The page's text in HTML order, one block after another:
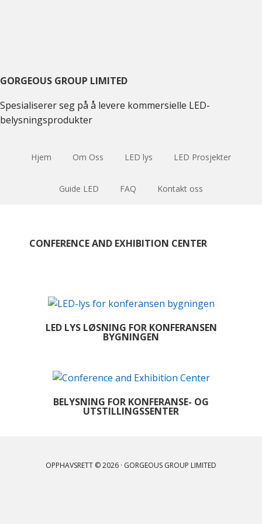
GORGEOUS GROUP LIMITED
Spesialiserer seg på å levere kommersielle LED-
belysningsprodukter
Hjem Om Oss LED lys LED Prosjekter
Guide LED FAQ Kontakt oss
CONFERENCE AND EXHIBITION CENTER
LED LYS LØSNING FOR KONFERANSEN
BYGNINGEN
BELYSNING FOR KONFERANSE- OG
UTSTILLINGSSENTER
OPPHAVSRETT © 2026 · GORGEOUS GROUP LIMITED